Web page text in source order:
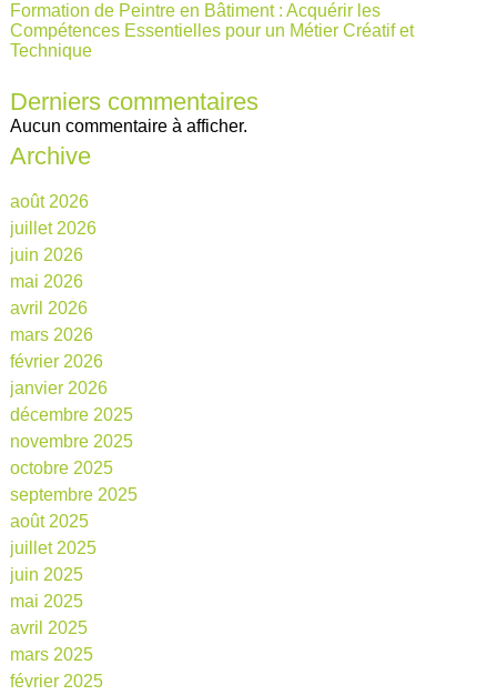
Formation de Peintre en Bâtiment : Acquérir les
Compétences Essentielles pour un Métier Créatif et
Technique
Derniers commentaires
Aucun commentaire à afficher.
Archive
août 2026
juillet 2026
juin 2026
mai 2026
avril 2026
mars 2026
février 2026
janvier 2026
décembre 2025
novembre 2025
octobre 2025
septembre 2025
août 2025
juillet 2025
juin 2025
mai 2025
avril 2025
mars 2025
février 2025